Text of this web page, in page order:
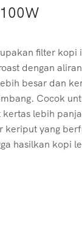
filter kopi
dengan
besar dan
Cocok
lebih
yang
hasilkan kopi